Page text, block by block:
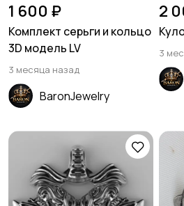
1 600 ₽
Комплект серьги и кольцо
3D модель LV
3 месяца назад
BaronJewelry
2
3